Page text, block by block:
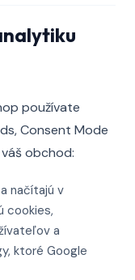
používate
Consent Mode
obchod:
načítajú v
cookies,
a
ktoré Google